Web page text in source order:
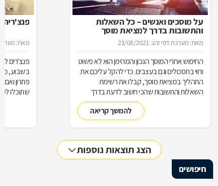
על מוסכים ואנשים – כל השאלות
והתשובות בדרך למציאת מוסך
מאת: מערכת דפי זהב 23/08/2021
החיפוש אחרי המוסך הנכון והמהימן הוא לא פשוט
ורווי בתסכולים וגם בעצבים. כדי להקל עליכם את
התהליך במציאת מוסך, קבלו את רשימת
השאלות והתשובות שהכי חשוב לדעת בדרך
להמשך קריאה
מאת:
פנצ'רים
בשבוע,
פתרון
שתוכלו
הצג תוצאות נוספות
חיפושים